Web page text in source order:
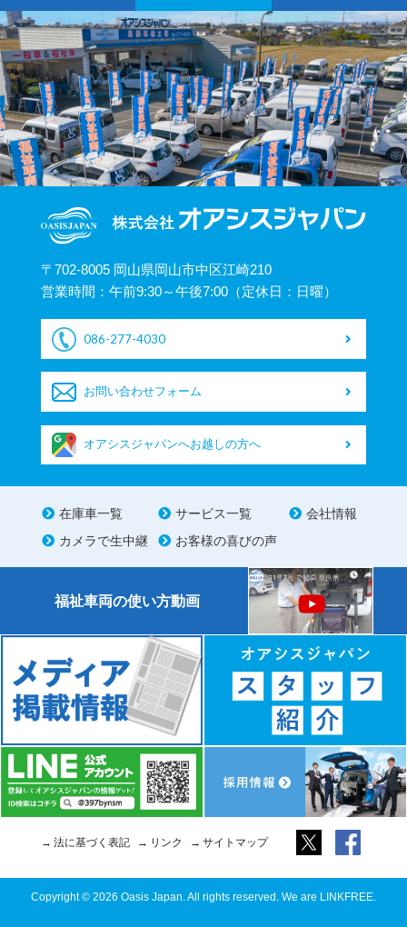
〒702-8005 岡山県岡山市中区江崎210
営業時間：午前9:30～午後7:00（定休日：日曜）
086-277-4030
お問い合わせフォーム
オアシスジャパンへお越しの方へ
在庫車一覧 サービス一覧
会社情報
カメラで生中継
お客様の喜びの声
福祉車両の使い方動画
法に基づく表記 リンク サイトマップ
Copyright © 2026 Oasis Japan. All rights reserved. We are LINKFREE.